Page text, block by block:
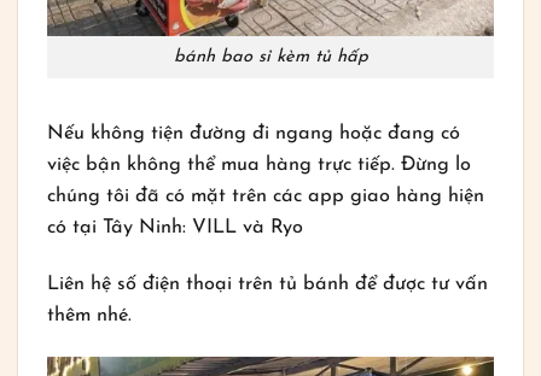
bánh bao sỉ kèm tủ hấp
Nếu không tiện đường đi ngang hoặc đang có
việc bận không thể mua hàng trực tiếp. Đừng lo
chúng tôi đã có mặt trên các app giao hàng hiện
có tại Tây Ninh: VILL và Ryo
Liên hệ số điện thoại trên tủ bánh để được tư vấn
thêm nhé.